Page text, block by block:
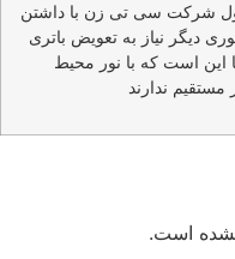
شرکت سی تی زن با داشتن
دیگر نیاز به تعویض باتری
این است که با نور محیط
ندارند
است.